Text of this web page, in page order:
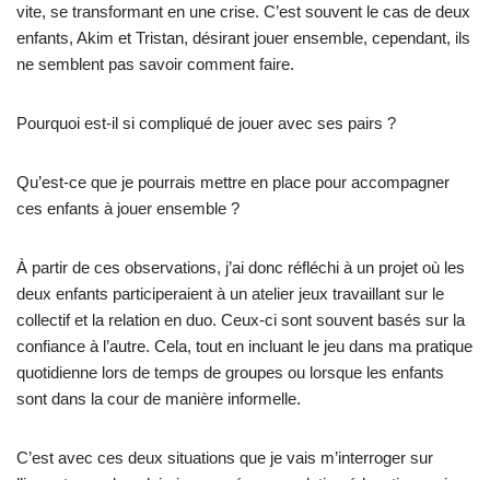
vite, se transformant en une crise. C’est souvent le cas de deux
enfants, Akim et Tristan, désirant jouer ensemble, cependant, ils
ne semblent pas savoir comment faire.
Pourquoi est-il si compliqué de jouer avec ses pairs ?
Qu’est-ce que je pourrais mettre en place pour accompagner
ces enfants à jouer ensemble ?
À partir de ces observations, j’ai donc réfléchi à un projet où les
deux enfants participeraient à un atelier jeux travaillant sur le
collectif et la relation en duo. Ceux-ci sont souvent basés sur la
confiance à l’autre. Cela, tout en incluant le jeu dans ma pratique
quotidienne lors de temps de groupes ou lorsque les enfants
sont dans la cour de manière informelle.
C’est avec ces deux situations que je vais m’interroger sur